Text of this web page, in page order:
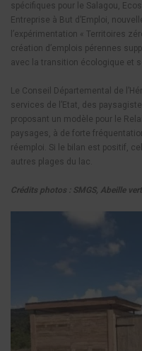
spécifiques pour le Salagou,
Entreprise à But d’Emploi,
l’expérimentation « Territoires
création d’emplois pérennes
avec la transition écologique et
Le Conseil Départemental de
services de l’Etat, des
proposant un modèle pour le
paysages, à de forte
réemploi. Si le bilan est positif,
autres plages du lac.
Crédits photos : SMGS, Abeille